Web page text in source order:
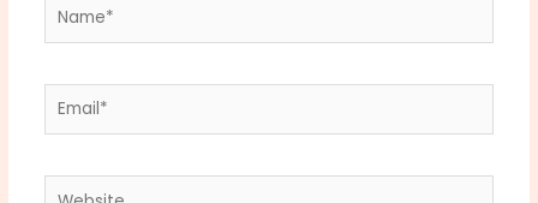
Name*
Email*
Website